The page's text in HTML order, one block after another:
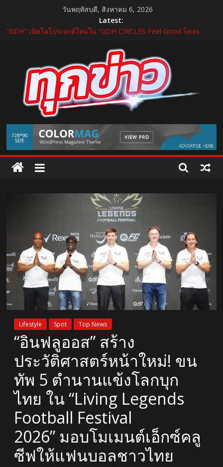
content
วันพฤหัสบดี, สิงหาคม 6, 2026
Latest:
“GDH” เปิดโผโปรเจกต์ใหม่ใน “GDH CIRCLES Feel Good โคจร
แถลงใหญ่ปีที่ 11! บุรีรัมย์ มาราธอน 2027 เปิดศักราชใหม่ เดินหน้าสู่
Marathon Destination แห่งเอเชีย
บำรุงราษฎร์ ยกระดับศูนย์เวชศาสตร์การกีฬาและข้อ ดูแลแบบองค์
รวม ตอบรับเทรนด์ Active Lifestyle
บีโอไอผนึกพันธมิตรจัด THECA 2026 เชื่อมห่วงโซ่อิเล็กทรอนิกส์ หนุน
ไทยสู่ฐานผลิตเทคโนโลยีขั้นสูง
กระทรวงคมนาคม เปิดนิทรรศการ “เกษมสุขทุกค่ำเช้า” เฉลิม
พระชนมพรรษา พระบาทสมเด็จพระเจ้าอยู่หัว 28 กรกฎาคม 2569
TukKhao
AllNews
Lifestyle Spot Top News
“อินฟลูออส” สร้าง
ประวัติศาสตร์หน้าใหม่! ขน
ทัพ 5 ตำนานแข้งโลกบุก
ไทย ใน “Living Legends
Football Festival
2026” มอบโมเมนต์เอ็กซ์คลู
ซีฟให้แฟนบอลชาวไทย